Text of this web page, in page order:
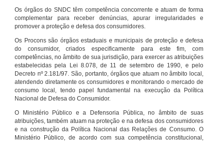
Os órgãos do SNDC têm competência concorrente e atuam de forma
complementar para receber denúncias, apurar irregularidades e
promover a proteção e defesa dos consumidores.
Os Procons são órgãos estaduais e municipais de proteção e defesa
do consumidor, criados especificamente para este fim, com
competências, no âmbito de sua jurisdição, para exercer as atribuições
estabelecidas pela Lei 8.078, de 11 de setembro de 1990, e pelo
Decreto nº 2.181/97. São, portanto, órgãos que atuam no âmbito local,
atendendo diretamente os consumidores e monitorando o mercado de
consumo local, tendo papel fundamental na execução da Política
Nacional de Defesa do Consumidor.
O Ministério Público e a Defensoria Pública, no âmbito de suas
atribuições, também atuam na proteção e na defesa dos consumidores
e na construção da Política Nacional das Relações de Consumo. O
Ministério Público, de acordo com sua competência constitucional,